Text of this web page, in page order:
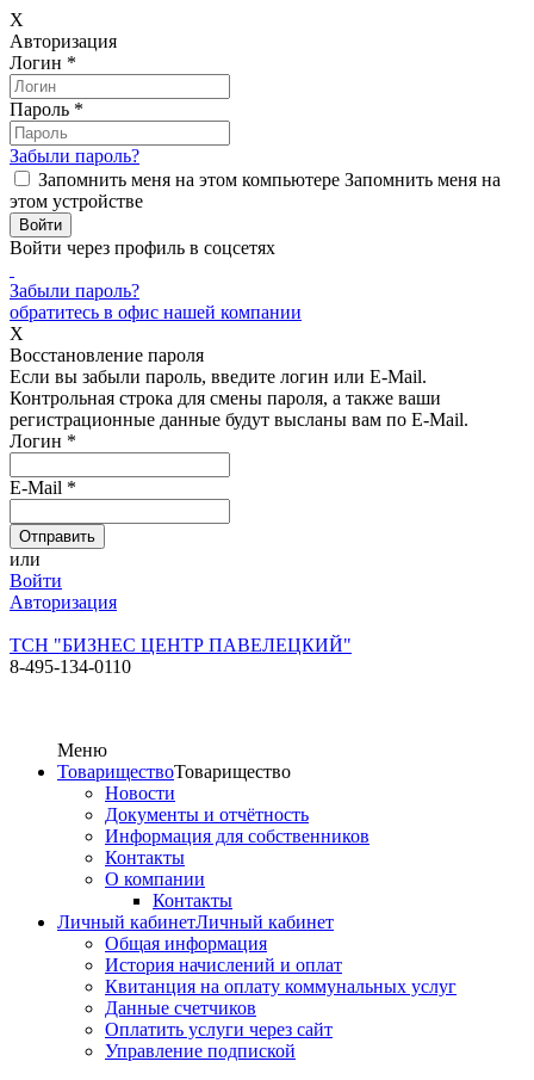
X
Авторизация
Логин *
Пароль *
Забыли пароль?
Запомнить меня на этом компьютере Запомнить меня на
этом устройстве
Войти через профиль в соцсетях
Забыли пароль?
обратитесь в офис нашей компании
X
Восстановление пароля
Если вы забыли пароль, введите логин или E-Mail.
Контрольная строка для смены пароля, а также ваши
регистрационные данные будут высланы вам по E-Mail.
Логин *
E-Mail *
или
Войти
Авторизация
ТСН "БИЗНЕС ЦЕНТР ПАВЕЛЕЦКИЙ"
8-495-134-0110
Меню
ТовариществоТоварищество
Новости
Документы и отчётность
Информация для собственников
Контакты
О компании
Контакты
Личный кабинетЛичный кабинет
Общая информация
История начислений и оплат
Квитанция на оплату коммунальных услуг
Данные счетчиков
Оплатить услуги через сайт
Управление подпиской